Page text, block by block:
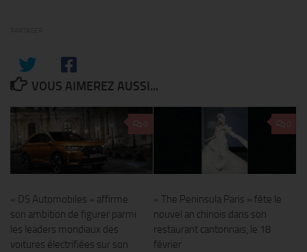
VOUS AIMEREZ AUSSI...
« DS Automobiles » affirme
son ambition de figurer parmi
les leaders mondiaux des
voitures électrifiées sur son
« The Peninsula Paris » fête le
nouvel an chinois dans son
restaurant cantonnais, le 18
février